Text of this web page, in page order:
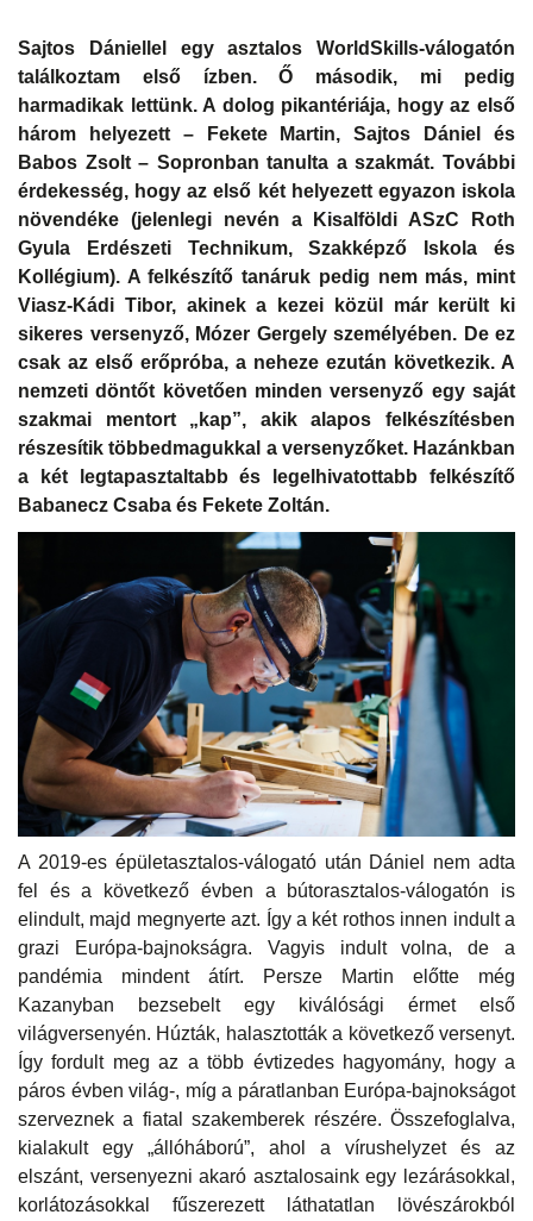
Sajtos Dániellel egy asztalos WorldSkills-válogatón
találkoztam első ízben. Ő második, mi pedig
harmadikak lettünk. A dolog pikantériája, hogy az első
három helyezett – Fekete Martin, Sajtos Dániel és
Babos Zsolt – Sopronban tanulta a szakmát. További
érdekesség, hogy az első két helyezett egyazon iskola
növendéke (jelenlegi nevén a Kisalföldi ASzC Roth
Gyula Erdészeti Technikum, Szakképző Iskola és
Kollégium). A felkészítő tanáruk pedig nem más, mint
Viasz-Kádi Tibor, akinek a kezei közül már került ki
sikeres versenyző, Mózer Gergely személyében. De ez
csak az első erőpróba, a neheze ezután következik. A
nemzeti döntőt követően minden versenyző egy saját
szakmai mentort „kap”, akik alapos felkészítésben
részesítik többedmagukkal a versenyzőket. Hazánkban
a két legtapasztaltabb és legelhivatottabb felkészítő
Babanecz Csaba és Fekete Zoltán.
A 2019-es épületasztalos-válogató után Dániel nem adta
fel és a következő évben a bútorasztalos-válogatón is
elindult, majd megnyerte azt. Így a két rothos innen indult a
grazi Európa-bajnokságra. Vagyis indult volna, de a
pandémia mindent átírt. Persze Martin előtte még
Kazanyban bezsebelt egy kiválósági érmet első
világversenyén. Húzták, halasztották a következő versenyt.
Így fordult meg az a több évtizedes hagyomány, hogy a
páros évben világ-, míg a páratlanban Európa-bajnokságot
szerveznek a fiatal szakemberek részére. Összefoglalva,
kialakult egy „állóháború”, ahol a vírushelyzet és az
elszánt, versenyezni akaró asztalosaink egy lezárásokkal,
korlátozásokkal fűszerezett láthatatlan lövészárokból